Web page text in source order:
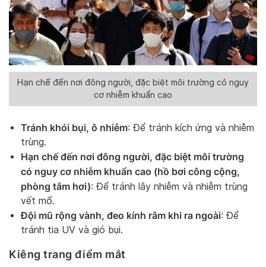
Hạn chế đến nơi đông người, đặc biệt môi trường có nguy
cơ nhiễm khuẩn cao
Tránh khói bụi, ô nhiễm: Để tránh kích ứng và nhiễm
trùng.
Hạn chế đến nơi đông người, đặc biệt môi trường
có nguy cơ nhiễm khuẩn cao (hồ bơi công cộng,
phòng tắm hơi): Để tránh lây nhiễm và nhiễm trùng
vết mổ.
Đội mũ rộng vành, đeo kính râm khi ra ngoài: Để
tránh tia UV và gió bụi.
Kiêng trang điểm mắt